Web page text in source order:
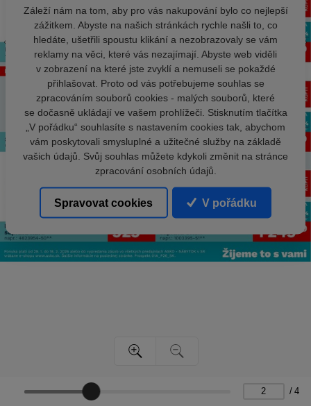
/ 4
Záleží nám na tom, aby pro vás nakupování bylo co nejlepší
zážitkem. Abyste na našich stránkách rychle našli to, co
hledáte, ušetřili spoustu klikání a nezobrazovaly se vám
reklamy na věci, které vás nezajímají. Abyste web viděli
v zobrazení na které jste zvyklí a nemuseli se pokaždé
přihlašovat. Proto od vás potřebujeme souhlas se
zpracováním souborů cookies - malých souborů, které
se dočasně ukládají ve vašem prohlížeči. Stisknutím tlačítka
„V pořádku“ souhlasíte s nastavením cookies tak, abychom
vám poskytovali smysluplné a užitečné služby na základě
vašich údajů. Svůj souhlas můžete kdykoli změnit na stránce
zpracování osobních údajů.
Spravovat cookies V pořádku